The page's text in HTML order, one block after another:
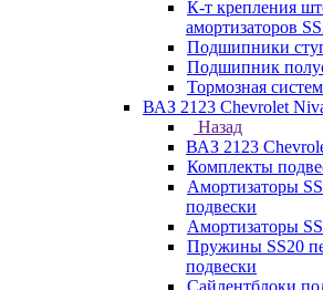
К-т крепления
амортизаторов
Подшипники
Подшипник
Тормозная
ВАЗ 2123 Chevrolet
Назад
ВАЗ 2123
Комплекты
Амортизаторы
подвески
Амортизаторы
Пружины SS20
подвески
Сайлентблоки